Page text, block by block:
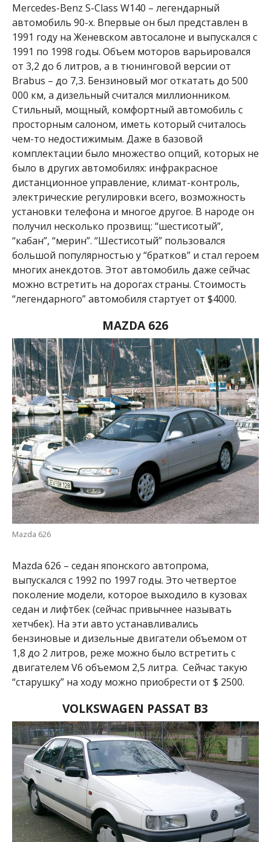
Mercedes-Benz S-Class W140 – легендарный
автомобиль 90-х. Впервые он был представлен в
1991 году на Женевском автосалоне и выпускался с
1991 по 1998 годы. Объем моторов варьировался
от 3,2 до 6 литров, а в тюнинговой версии от
Brabus – до 7,3. Бензиновый мог откатать до 500
000 км, а дизельный считался миллионником.
Стильный, мощный, комфортный автомобиль с
просторным салоном, иметь который считалось
чем-то недостижимым. Даже в базовой
комплектации было множество опций, которых не
было в других автомобилях: инфракрасное
дистанционное управление, климат-контроль,
электрические регулировки всего, возможность
установки телефона и многое другое. В народе он
получил несколько прозвищ: “шестисотый”,
“кабан”, “мерин”. “Шестисотый” пользовался
большой популярностью у “братков” и стал героем
многих анекдотов. Этот автомобиль даже сейчас
можно встретить на дорогах страны. Стоимость
“легендарного” автомобиля стартует от $4000.
MAZDA 626
Mazda 626
Mazda 626 – седан японского автопрома,
выпускался с 1992 по 1997 годы. Это четвертое
поколение модели, которое выходило в кузовах
седан и лифтбек (сейчас привычнее называть
хетчбек). На эти авто устанавливались
бензиновые и дизельные двигатели объемом от
1,8 до 2 литров, реже можно было встретить с
двигателем V6 объемом 2,5 литра. Сейчас такую
“старушку” на ходу можно приобрести от $ 2500.
VOLKSWAGEN PASSAT B3